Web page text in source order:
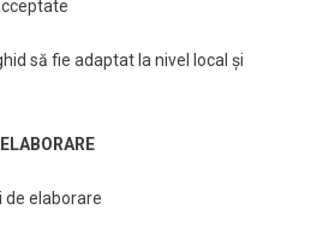
să fie adaptat la nivel local şi
elaborare